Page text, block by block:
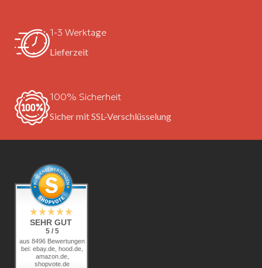
1-3 Werktage
Lieferzeit
100% Sicherheit
Sicher mit SSL-Verschlüsselung
SEHR GUT
5 / 5
aus 8496 Bewertungen
bei: ebay.de, hood.de,
amazon.de,
shopvote.de